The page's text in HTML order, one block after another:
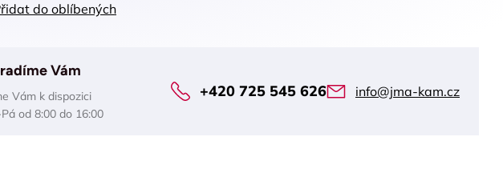
do oblíbených
Vám
Vám k dispozici
od 8:00 do 16:00
+420 725 545 626 info@jma-kam.cz